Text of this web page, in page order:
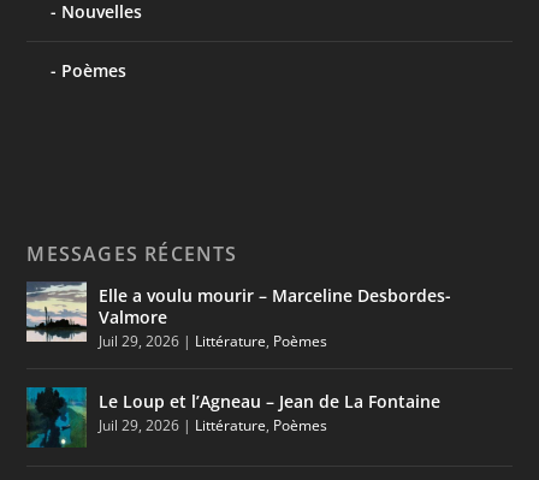
Nouvelles
Poèmes
MESSAGES RÉCENTS
Elle a voulu mourir – Marceline Desbordes-
Valmore
Juil 29, 2026 | Littérature, Poèmes
Le Loup et l’Agneau – Jean de La Fontaine
Juil 29, 2026 | Littérature, Poèmes